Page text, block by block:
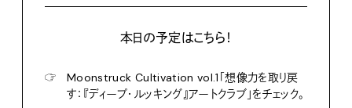
本日の予定はこちら！
☞
Moonstruck Cultivation vol.1「想像力を取り戻
す：『ディープ・ルッキング』アートクラブ」をチェック。